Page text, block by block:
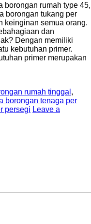
borongan rumah type 45,
borongan tukang per
keinginan semua orang.
dan
Dengan memiliki
kebutuhan primer.
primer merupakan
rumah tinggal ,
borongan tenaga per
persegi Leave a